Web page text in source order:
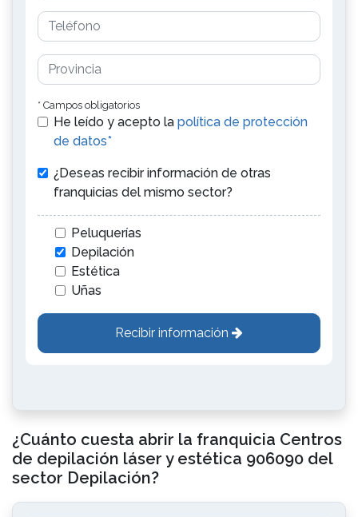
* Campos obligatorios
He leído y acepto la política de protección
de datos*
¿Deseas recibir información de otras
franquicias del mismo sector?
Peluquerías
Depilación
Estética
Uñas
Recibir información
¿Cuánto cuesta abrir la franquicia Centros
de depilación láser y estética 906090 del
sector Depilación?